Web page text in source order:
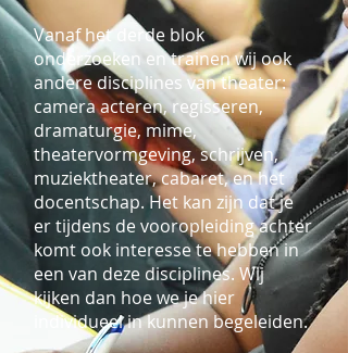
Vanaf het derde blok
onderzoeken en trainen wij ook
andere disciplines van theater:
camera acteren, regisseren,
dramaturgie, mime,
theatervormgeving, schrijven,
muziektheater, cabaret, en het
docentschap. Het kan zijn dat je
er tijdens de vooropleiding achter
komt ook interesse te hebben in
een van deze disciplines. Wij
kijken dan hoe we je hier
individueel in kunnen begeleiden.